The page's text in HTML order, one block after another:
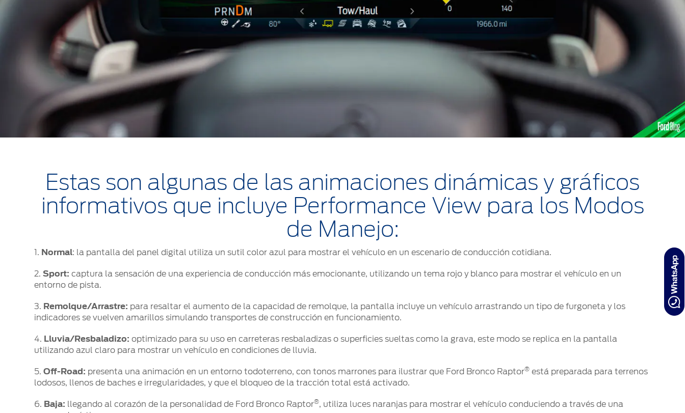
Estas son algunas de las animaciones dinámicas y gráficos
informativos que incluye Performance View para los Modos
de Manejo:
1. Normal: la pantalla del panel digital utiliza un sutil color azul para mostrar el vehículo en un escenario de conducción cotidiana.
2.Sport: captura la sensación de una experiencia de conducción más emocionante, utilizando un tema rojo y blanco para mostrar el vehículo en un
entorno de pista.
3. Remolque/Arrastre: para resaltar el aumento de la capacidad de remolque, la pantalla incluye un vehículo arrastrando un tipo de furgoneta y los
indicadores se vuelven amarillos simulando transportes de construcción en funcionamiento.
4. Lluvia/Resbaladizo: optimizado para su uso en carreteras resbaladizas o superficies sueltas como la grava, este modo se replica en la pantalla
utilizando azul claro para mostrar un vehículo en condiciones de lluvia.
5.Off-Road: presenta una animación en un entorno todoterreno, con tonos marrones para ilustrar que Ford Bronco Raptor® está preparada para terrenos
lodosos, llenos de baches e irregularidades, y que el bloqueo de la tracción total está activado.
6. Baja: llegando al corazón de la personalidad de Ford Bronco Raptor®, utiliza luces naranjas para mostrar el vehículo conduciendo a través de una